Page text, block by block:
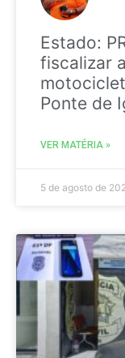
Estado:
fiscalizar
Ponte de
VER MATÉRIA »
5 de agosto de